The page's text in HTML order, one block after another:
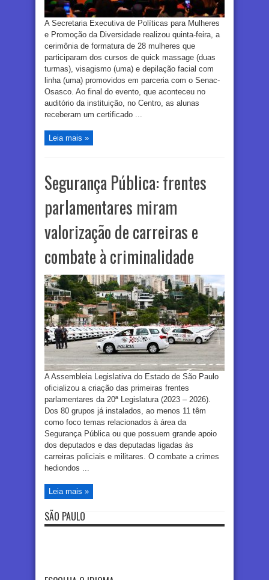
A Secretaria Executiva de Políticas para Mulheres
e Promoção da Diversidade realizou quinta-feira, a
cerimônia de formatura de 28 mulheres que
participaram dos cursos de quick massage (duas
turmas), visagismo (uma) e depilação facial com
linha (uma) promovidos em parceria com o Senac-
Osasco. Ao final do evento, que aconteceu no
auditório da instituição, no Centro, as alunas
receberam um certificado ...
Leia mais »
Segurança Pública: frentes
parlamentares miram
valorização de carreiras e
combate à criminalidade
A Assembleia Legislativa do Estado de São Paulo
oficializou a criação das primeiras frentes
parlamentares da 20ª Legislatura (2023 – 2026).
Dos 80 grupos já instalados, ao menos 11 têm
como foco temas relacionados à área da
Segurança Pública ou que possuem grande apoio
dos deputados e das deputadas ligadas às
carreiras policiais e militares. O combate a crimes
hediondos ...
Leia mais »
SÃO PAULO